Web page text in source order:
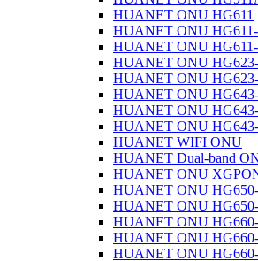
HUANET ONU HG611
HUANET ONU
HUANET ONU
HUANET ONU
HUANET ONU
HUANET ONU
HUANET ONU
HUANET ONU
HUANET WIFI ONU
HUANET Dual-band
HUANET ONU
HUANET ONU
HUANET ONU
HUANET ONU
HUANET ONU
HUANET ONU